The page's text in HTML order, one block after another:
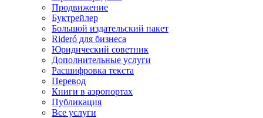
Продвижение
Буктрейлер
Большой издательский пакет
Rideró для бизнеса
Юридический советник
Дополнительные услуги
Расшифровка текста
Перевод
Книги в аэропортах
Публикация
Все услуги